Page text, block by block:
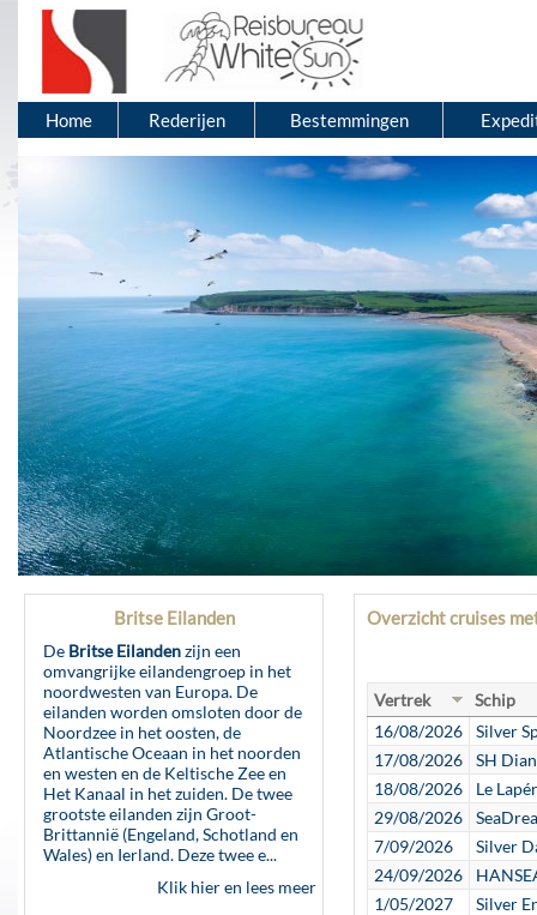
Home Rederijen Bestemmingen
Britse Eilanden
De Britse Eilandenzijn een
omvangrijke eilandengroep in het
noordwesten van Europa. De
eilanden worden omsloten door de
Noordzee in het oosten, de
Atlantische Oceaan in het noorden
en westen en de Keltische Zee en
Het Kanaal in het zuiden. De twee
grootste eilanden zijn Groot-
Brittannië (Engeland, Schotland en
Wales) en Ierland. Deze twee e...
Klik hier en lees meer
Overzicht cruises
Vertrek
Schip
16/08/2026
Silver
17/08/2026
SH
18/08/2026
Le
29/08/2026
7/09/2026
Silver
24/09/2026
1/05/2027
Silver